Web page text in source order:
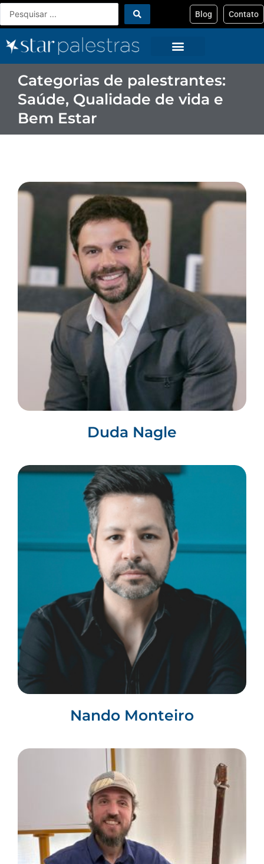
Ir
para
conteúdo
Pesquisar
Blog Contato
Categorias de palestrantes:
Saúde, Qualidade de vida e
Bem Estar
Duda Nagle
Nando Monteiro